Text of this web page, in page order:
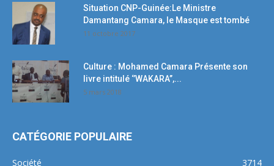
Situation CNP-Guinée:Le Ministre
Damantang Camara, le Masque est tombé
11 octobre 2017
Culture : Mohamed Camara Présente son
livre intitulé ‘’WAKARA’’,...
5 mars 2018
CATÉGORIE POPULAIRE
Société 3714